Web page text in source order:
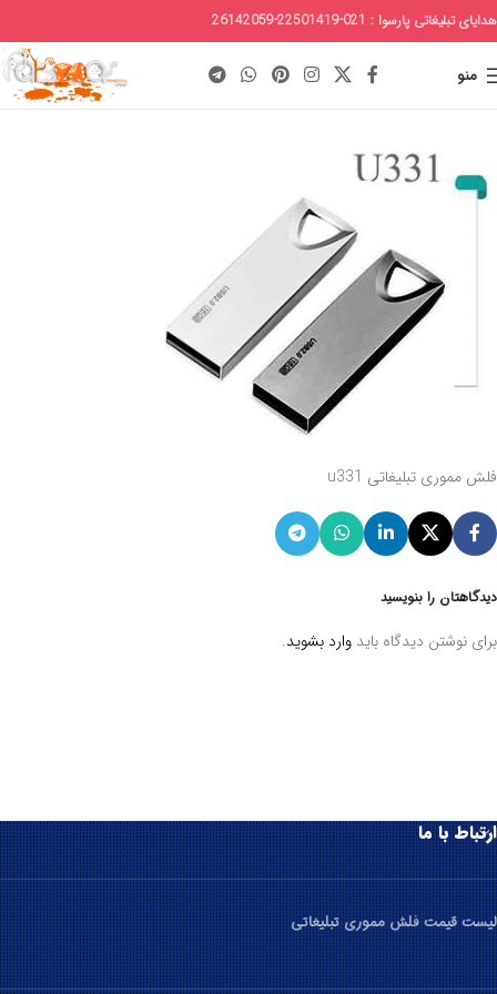
هدایای تبلیغاتی پارسوا : 021-22501419-26142059
منو
فلش مموری تبلیغاتی u331
دیدگاهتان را بنویسید
برای نوشتن دیدگاه باید وارد بشوید.
ارتباط با ما
لیست قیمت فلش مموری تبلیغاتی